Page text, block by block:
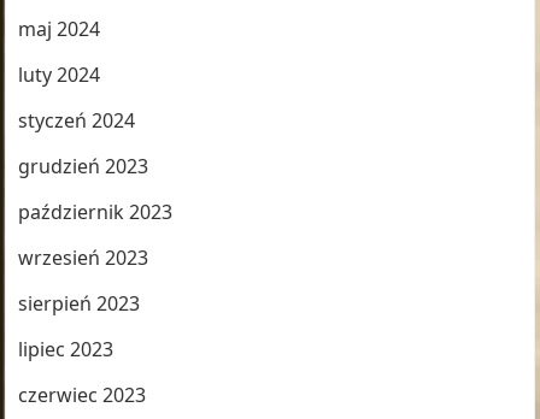
maj 2024
luty 2024
styczeń 2024
grudzień 2023
październik 2023
wrzesień 2023
sierpień 2023
lipiec 2023
czerwiec 2023